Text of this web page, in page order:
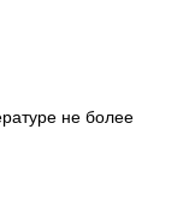
не более